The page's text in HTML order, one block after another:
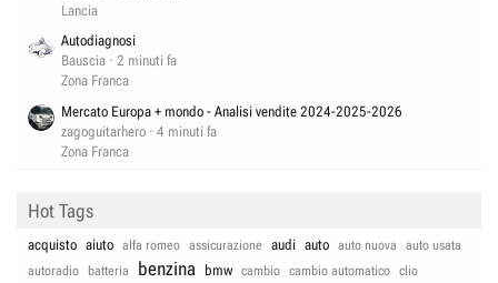
Lancia
Autodiagnosi
Bauscia
2 minuti fa
Zona Franca
Mercato Europa + mondo - Analisi vendite 2024-2025-2026
zagoguitarhero
4 minuti fa
Zona Franca
Hot Tags
acquisto aiuto alfa romeo assicurazione audi auto auto nuova
auto usata
autoradio
batteria benzina bmw cambio cambio automatico clio